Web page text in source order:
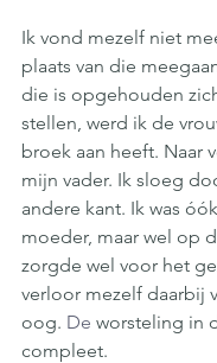
Ik vond mezelf niet
plaats van die
die is opgehouden
stellen, werd ik de
broek aan heeft. Naar
mijn vader. Ik sloeg
andere kant. Ik was
moeder, maar wel op
zorgde wel voor het
verloor mezelf daarbij
oog. De worsteling in
compleet.